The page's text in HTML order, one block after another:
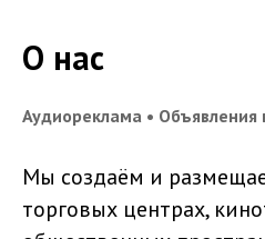
О нас
Аудиореклама •
Мы создаём и
торговых центрах,